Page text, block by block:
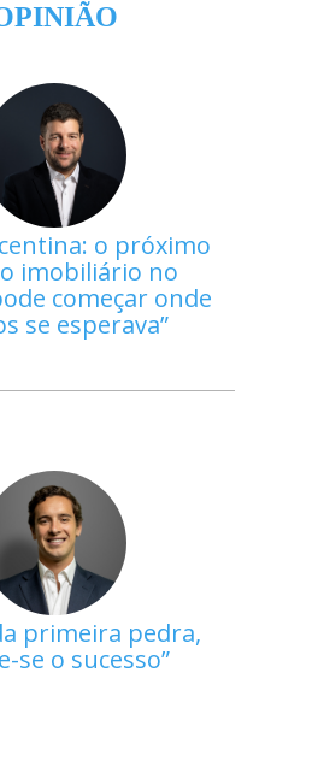
o próximo
imobiliário no
começar onde
se esperava
primeira pedra,
se o sucesso